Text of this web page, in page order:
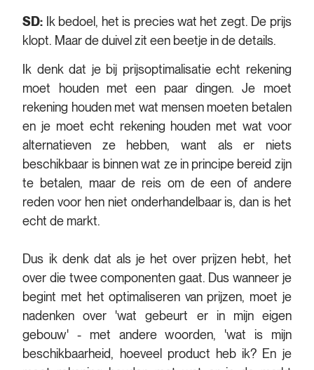
SD: Ik bedoel, het is precies wat het zegt. De prijs
klopt. Maar de duivel zit een beetje in de details.
Ik denk dat je bij prijsoptimalisatie echt rekening
moet houden met een paar dingen. Je moet
rekening houden met wat mensen moeten betalen
en je moet echt rekening houden met wat voor
alternatieven ze hebben, want als er niets
beschikbaar is binnen wat ze in principe bereid zijn
te betalen, maar de reis om de een of andere
reden voor hen niet onderhandelbaar is, dan is het
echt de markt.
Dus ik denk dat als je het over prijzen hebt, het
over die twee componenten gaat. Dus wanneer je
begint met het optimaliseren van prijzen, moet je
nadenken over 'wat gebeurt er in mijn eigen
gebouw' - met andere woorden, 'wat is mijn
beschikbaarheid, hoeveel product heb ik? En je